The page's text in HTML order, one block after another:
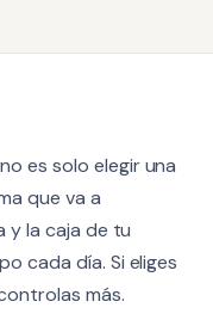
es solo elegir una
que va a
y la caja de tu
cada día. Si eliges
más.